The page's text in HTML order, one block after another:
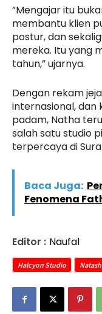
”Mengajar itu
membantu klien
postur, dan
mereka. Itu yang
tahun,” ujarnya.
Dengan rekam
internasional,
padam, Natha
salah satu studio
terpercaya di
Baca Juga:
Fenomena
Editor : Naufal
Halcyon Studio